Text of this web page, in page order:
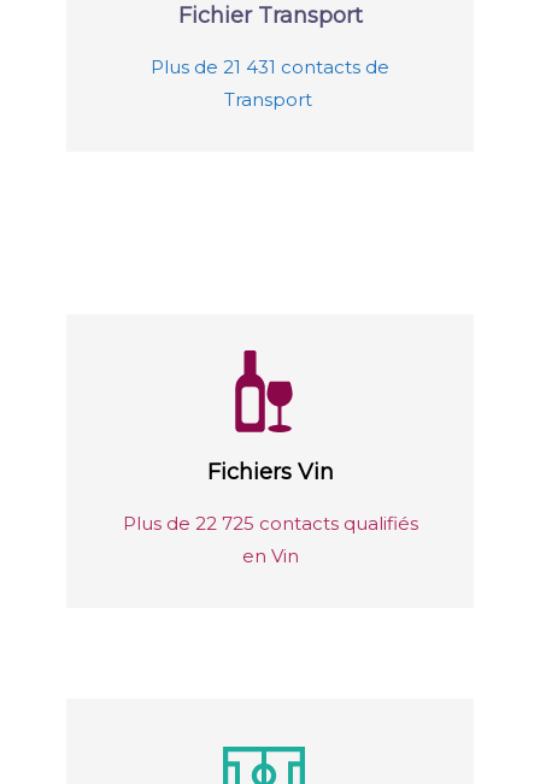
Fichier Transport
Plus de 21 431 contacts de
Transport
Fichiers Vin
Plus de 22 725 contacts qualifiés
en Vin